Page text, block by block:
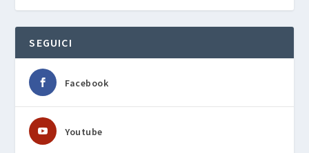
SEGUICI
Facebook
Youtube